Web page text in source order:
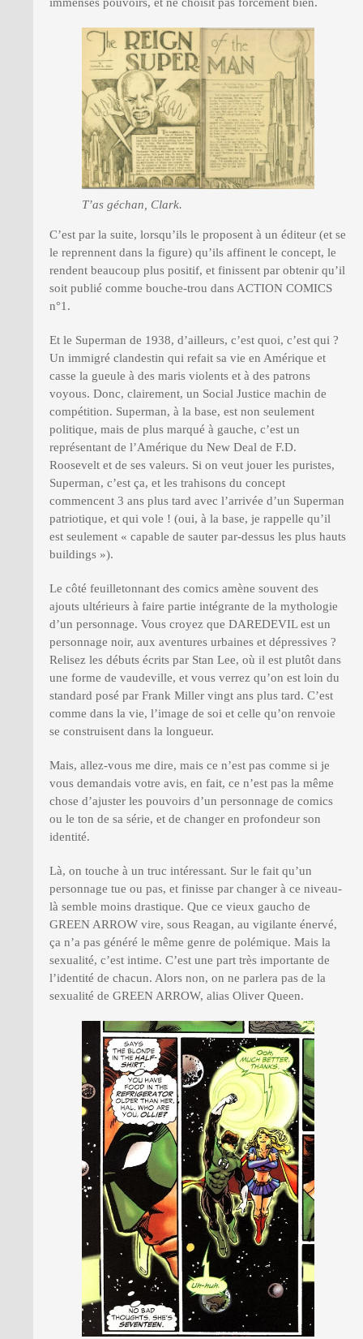
T’as géchan, Clark.
C’est par la suite, lorsqu’ils le proposent à un éditeur (et se
le reprennent dans la figure) qu’ils affinent le concept, le
rendent beaucoup plus positif, et finissent par obtenir qu’il
soit publié comme bouche-trou dans ACTION COMICS
n°1.
Et le Superman de 1938, d’ailleurs, c’est quoi, c’est qui ?
Un immigré clandestin qui refait sa vie en Amérique et
casse la gueule à des maris violents et à des patrons
voyous. Donc, clairement, un Social Justice machin de
compétition. Superman, à la base, est non seulement
politique, mais de plus marqué à gauche, c’est un
représentant de l’Amérique du New Deal de F.D.
Roosevelt et de ses valeurs. Si on veut jouer les puristes,
Superman, c’est ça, et les trahisons du concept
commencent 3 ans plus tard avec l’arrivée d’un Superman
patriotique, et qui vole ! (oui, à la base, je rappelle qu’il
est seulement « capable de sauter par-dessus les plus hauts
buildings »).
Le côté feuilletonnant des comics amène souvent des
ajouts ultérieurs à faire partie intégrante de la mythologie
d’un personnage. Vous croyez que DAREDEVIL est un
personnage noir, aux aventures urbaines et dépressives ?
Relisez les débuts écrits par Stan Lee, où il est plutôt dans
une forme de vaudeville, et vous verrez qu’on est loin du
standard posé par Frank Miller vingt ans plus tard. C’est
comme dans la vie, l’image de soi et celle qu’on renvoie
se construisent dans la longueur.
Mais, allez-vous me dire, mais ce n’est pas comme si je
vous demandais votre avis, en fait, ce n’est pas la même
chose d’ajuster les pouvoirs d’un personnage de comics
ou le ton de sa série, et de changer en profondeur son
identité.
Là, on touche à un truc intéressant. Sur le fait qu’un
personnage tue ou pas, et finisse par changer à ce niveau-
là semble moins drastique. Que ce vieux gaucho de
GREEN ARROW vire, sous Reagan, au vigilante énervé,
ça n’a pas généré le même genre de polémique. Mais la
sexualité, c’est intime. C’est une part très importante de
l’identité de chacun. Alors non, on ne parlera pas de la
sexualité de GREEN ARROW, alias Oliver Queen.